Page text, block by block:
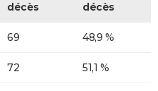
décès
décès
69 48,9 %
72 51,1 %